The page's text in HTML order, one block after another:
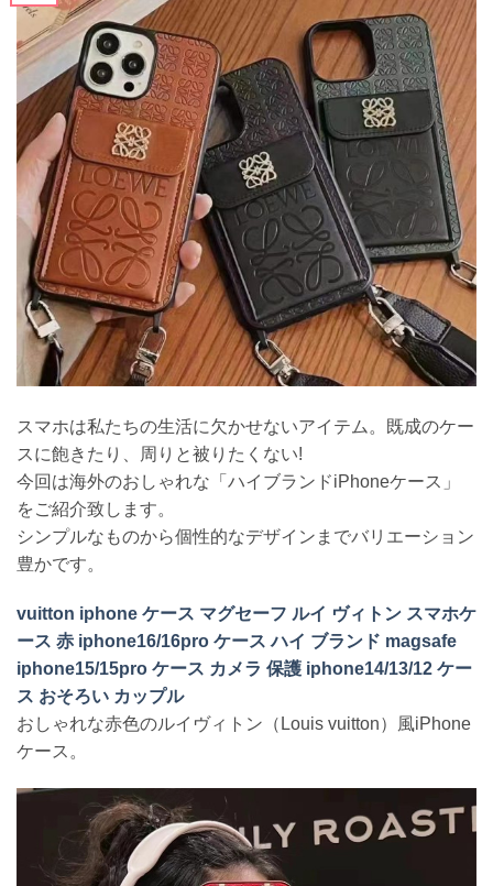
スマホは私たちの生活に欠かせないアイテム。既成のケー
スに飽きたり、周りと被りたくない!
今回は海外のおしゃれな「ハイブランドiPhoneケース」
をご紹介致します。
シンプルなものから個性的なデザインまでバリエーション
豊かです。
vuitton iphone ケース マグセーフ ルイ ヴィトン スマホケ
ース 赤 iphone16/16pro ケース ハイ ブランド magsafe
iphone15/15pro ケース カメラ 保護 iphone14/13/12 ケー
ス おそろい カップル
おしゃれな赤色のルイヴィトン（Louis vuitton）風iPhone
ケース。